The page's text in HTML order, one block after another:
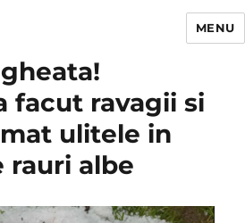
MENU
facut ravagii si
ulitele in
rauri albe